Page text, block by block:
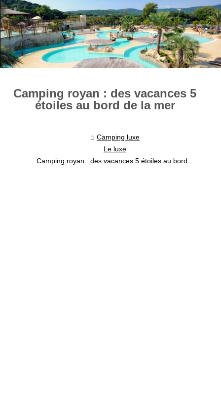
Camping royan : des vacances 5
étoiles au bord de la mer
Camping luxe
Le luxe
Camping royan : des vacances 5 étoiles au bord...